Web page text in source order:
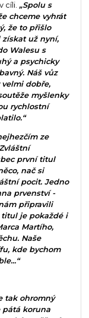
cíli. „Spolu s
chceme vyhrát
že to přišlo
už nyní,
Walesu s
a psychicky
Náš vůz
dobře,
myšlenky
rychlostní
ze
první titul
nač si
pocit. Jedno
prvenství -
připravili
je pokaždé i
Martího,
Naše
kde bychom
tak ohromný
pátá koruna